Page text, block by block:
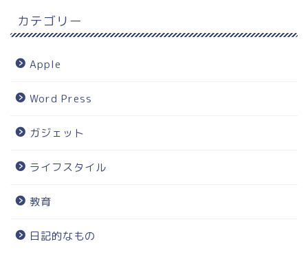
カテゴリー
Apple
Word Press
ガジェット
ライフスタイル
教育
日記的なもの